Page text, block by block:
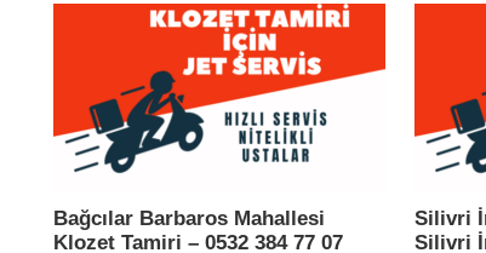
Bağcılar Barbaros Mahallesi
Klozet Tamiri – 0532 384 77 07
Silivri
Silivri